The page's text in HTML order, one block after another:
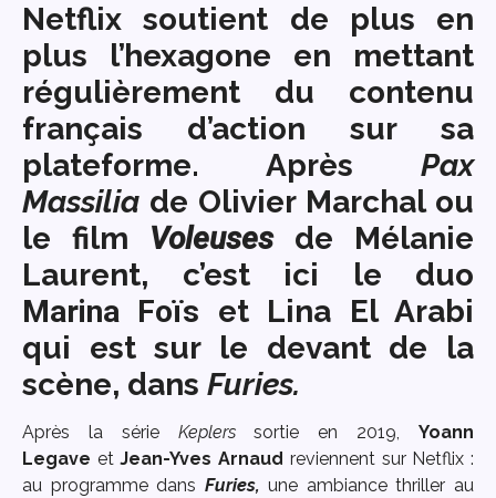
Netflix soutient de plus en
plus l’hexagone en mettant
régulièrement du contenu
français d’action sur sa
plateforme. Après Pax
Massilia de Olivier Marchal ou
le film Voleusesde Mélanie
Laurent, c’est ici le duo
Marina Foïs et Lina El Arabi
qui est sur le devant de la
scène, dans Furies.
Après la série Keplerssortie en 2019,Yoann
Legave etJean-Yves Arnaud reviennent sur Netflix :
au programme dans Furies, une ambiance thriller au